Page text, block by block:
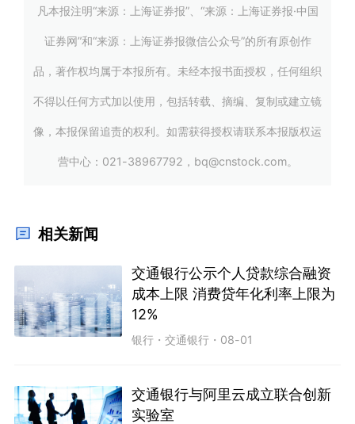
凡本报注明“来源：上海证券报”、“来源：上海证券报·中国
证券网”和“来源：上海证券报微信公众号”的所有原创作
品，著作权均属于本报所有。未经本报书面授权，任何组织
不得以任何方式加以使用，包括转载、摘编、复制或建立镜
像，本报保留追责的权利。如需获得授权请联系本报版权运
营中心：021-38967792，bq@cnstock.com。
相关新闻
交通银行公示个人贷款综合融资
成本上限 消费贷年化利率上限为
12%
银行 ・交通银行 ・ 08-01
交通银行与阿里云成立联合创新
实验室